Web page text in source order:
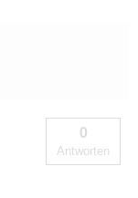
0
Antworten